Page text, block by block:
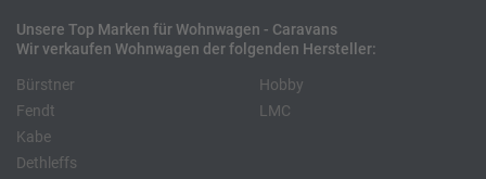
Unsere Top Marken für Wohnwagen - Caravans
Wir verkaufen Wohnwagen der folgenden Hersteller:
Bürstner
Fendt
Kabe
Hobby
LMC
Dethleffs